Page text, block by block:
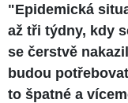
"Epidemická
až tři týdny, kdy
se čerstvě
budou
to špatné a